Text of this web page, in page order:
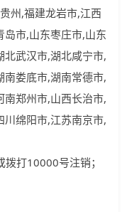
州,福建龙岩市,江西
岛市,山东枣庄市,山东
武汉市,湖北咸宁市,
娄底市,湖南常德市,
郑州市,山西长治市,
川绵阳市,江苏南京市,
打10000号注销；